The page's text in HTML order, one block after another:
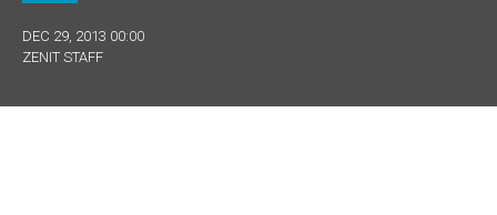
DEC 29, 2013 00:00
ZENIT STAFF